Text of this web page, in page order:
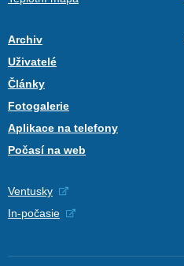
Archiv
Uživatelé
Články
Fotogalerie
Aplikace na telefony
Počasí na web
Ventusky
In-počasie